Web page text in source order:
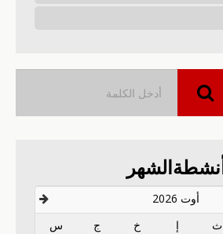
أنشطةالشهر
أوت 2026
ث إ خ ج
س